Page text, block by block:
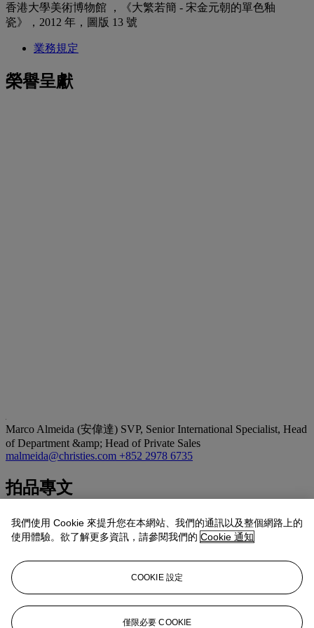
香港大學美術博物館 ，《大繁若簡 - 宋金元朝的單色釉
瓷》，2012 年，圖版 13 號
業務規定
榮譽呈獻
Marco Almeida (安偉達) SVP, Senior International Specialist, Head
of Department &amp; Head of Private Sales
malmeida@christies.com +852 2978 6735
拍品專文
宋代青白瓷梅瓶一般瓶身多以刻花修飾，如此瓶般素潔無瑕的
例子甚為罕見，能帶原配蓋子更為難得。此瓶線條優美，釉色
1249年）古墓中曾出土外形相似但瓶身有卷草刻花的青白瓷帶
蓋梅瓶。
台北鴻禧美術館亦藏有外形相近的青白瓷刻如意紋帶蓋梅瓶，
見於 《中國歷代陶瓷選集》，台北，1990年，頁155。
我們使用 Cookie 來提升您在本網站、我們的通訊以及整個網路上的
使用體驗。欲了解更多資訊，請參閱我們的 Cookie 通知
COOKIE 設定
僅限必要 COOKIE